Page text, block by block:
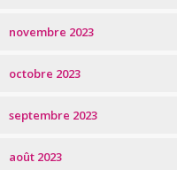
novembre 2023
octobre 2023
septembre 2023
août 2023